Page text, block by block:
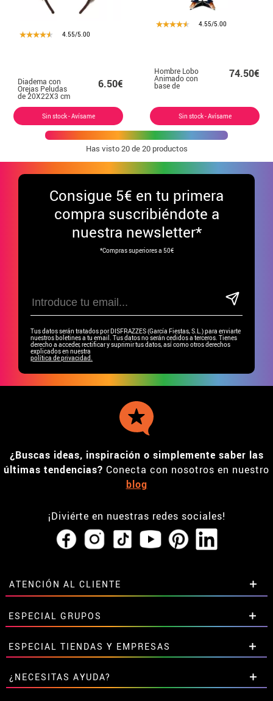
4.55/5.00
Diadema con
Orejas Peludas
de 20X22X3 cm
6.50€
Sin stock - Avísame
4.55/5.00
Hombre Lobo
Animado con
base de
74.50€
Sin stock - Avísame
Has visto20de 20 productos
Consigue 5€ en tu primera
compra suscribiéndote a
nuestra newsletter*
*Compras superiores a 50€
Tus datos serán tratados por DISFRAZZES (García Fiestas, S.L.) para enviarte
nuestros boletines a tu email. Tus datos no serán cedidos a terceros. Tienes
derecho a acceder, rectificar y suprimir tus datos, así como otros derechos
explicados en nuestra
política de privacidad.
¿Buscas ideas, inspiración o simplemente saber las
últimas tendencias? Conecta con nosotros en nuestro
blog
¡Diviérte en nuestras redes sociales!
ATENCIÓN AL CLIENTE
• Horario tienda IBI
•Descuento estudiantes
• Sobre nosotros
• Condiciones de venta
• Aviso legal yPrivacidad
• Atencion al cliente
ESPECIAL GRUPOS
Descuentos especiales para grupos.
Contáctanos aquí
ESPECIAL TIENDAS Y EMPRESAS
Descuentos exclusivos para tiendas y empresas.
Contáctanos aquí
¿NECESITAS AYUDA?